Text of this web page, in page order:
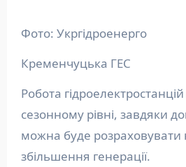
Фото: Укргідроенерго
Кременчуцька ГЕС
Робота
сезонному рівні, завдяки
можна буде розраховувати
збільшення генерації.